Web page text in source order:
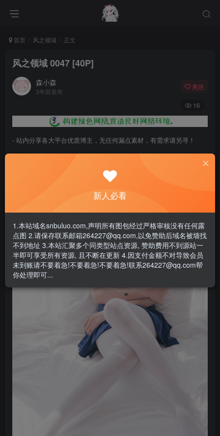
首页 风之领域 正文
风之领域 0047 [40P]
森小森
3年前发布
关注
16
- 站内分享各大平台优质博主，无任何漏点素材，有需求请另寻！
- 百度网盘提示提取码错误，请更换浏览器重试，这是百度网盘版本问
- 遇见解压密码不对、无法解压，请查看
- 资源失效/充值未到账/账号解禁...等问题请《提交工单》
新人必看
1.本站域名snbuluo.com,声明所有图包经过严格审核没有任何露
点图 2.请保存联系邮箱264227@qq.com,以免赞助后域名被墙找
不到地址 3.本站汇聚多个同类型站点资源, 赞助费用不到源站一
半即可享受所有资源, 且不断在更新 4.因支付金额不对导致会员
未到账请不要着急!不要着急!不要着急!联系264227@qq.com帮
你处理即可...